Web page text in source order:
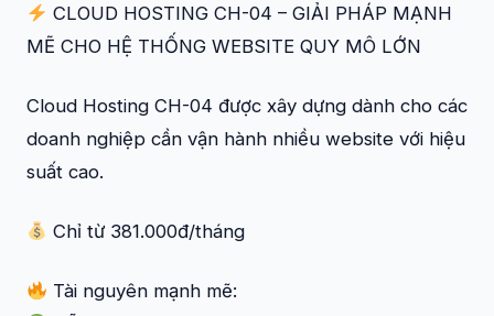
CLOUD HOSTING CH-04 – GIẢI PHÁP MẠNH
MẼ CHO HỆ THỐNG WEBSITE QUY MÔ LỚN
Cloud Hosting CH-04 được xây dựng dành cho các
doanh nghiệp cần vận hành nhiều website với hiệu
suất cao.
Chỉ từ 381.000đ/tháng
Tài nguyên mạnh mẽ: